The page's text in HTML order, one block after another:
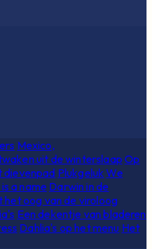
Mexico,
uit de winterslaap Op
dievenpad Plukgeluk We
a name Darwin in de
het oog van de viroloog
Een dekentje van bladeren
Dahlia's op het menu Het